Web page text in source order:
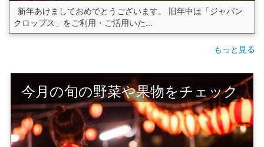
新年あけましておめでとうございます。 旧年中は「ジャパン
クロップス」をご利用・ご活用いた...
もっと見る
今月の旬の野菜や果物をチェック